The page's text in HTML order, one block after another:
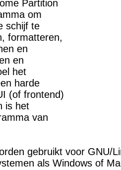
Partition
om
schijf te
formatteren,
en
en
het
harde
(of frontend)
is het
van
gebruikt voor GNU/
als Windows of